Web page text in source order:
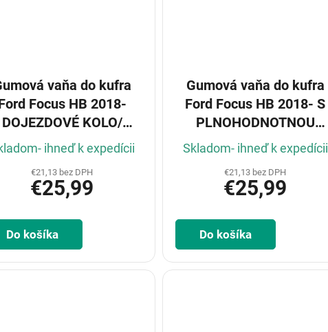
vaňa do kufra
Focus HB 2018-
DOJEZDOVÉ KOLO/
OPRAVNÁ SADA
ihneď k expedícii
€21,13 bez DPH
€25,99
Do košíka
Gumová vaňa do kufra
Ford Focus HB 2018- S
PLNOHODNOTNOU
REZERVOU
Skladom- ihneď k expedícii
€21,13 bez DPH
€25,99
Do košíka